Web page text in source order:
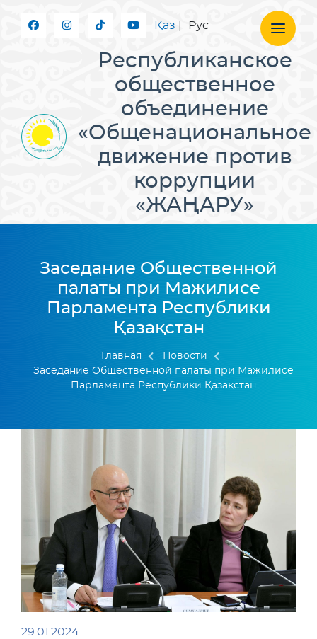
Қаз Рус
Республиканское
общественное
объединение
«Общенациональное
движение против
коррупции
«ЖАҢАРУ»
Заседание Общественной
палаты при Мажилисе
Парламента Республики
Қазақстан
Главная
Новости
Заседание Общественной палаты при Мажилисе
Парламента Республики Қазақстан
29.01.2024